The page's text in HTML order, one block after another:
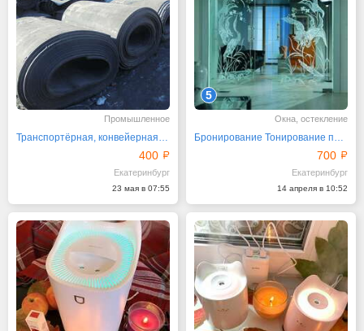
Промышленное
Транспортёрная, конвейерная лента
400
Екатеринбург
23 мая в 07:55
5
Окна, остекление
Бронирование Тонирование перегородок стекол окон
700
Екатеринбург
14 апреля в 10:52